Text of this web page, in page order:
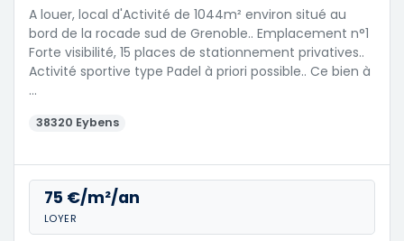
A louer, local d'Activité de 1044m² environ situé au
bord de la rocade sud de Grenoble.. Emplacement n°1
Forte visibilité, 15 places de stationnement privatives..
Activité sportive type Padel à priori possible.. Ce bien à
…
38320 Eybens
75 €/m²/an
LOYER